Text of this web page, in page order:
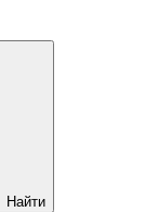
Найти